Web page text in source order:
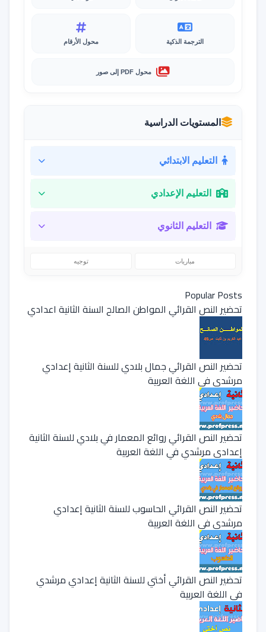
الترجمة الذكية محول الأرقام
محول PDF إلى صور
المستويات الدراسية
التعليم الابتدائي
التعليم الإعدادي
التعليم الثانوي
مباريات توجيه
Popular Posts
تحضير النص القرائي المواطن الصالح السنة الثانية اعدادي
تحضير النص القرائي جمال بلادي للسنة الثانية إعدادي
مرشدي في اللغة العربية
تحضير النص القرائي روائع المعمار في بلادي للسنة الثانية
إعدادي مرشدي في اللغة العربية
تحضير النص القرائي الحاسوب للسنة الثانية إعدادي
مرشدي في اللغة العربية
تحضير النص القرائي أختي للسنة الثانية إعدادي مرشدي
في اللغة العربية